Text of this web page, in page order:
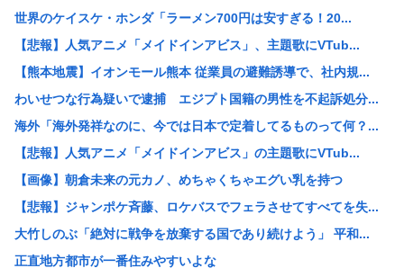
世界のケイスケ・ホンダ「ラーメン700円は安すぎる！20...
【悲報】人気アニメ「メイドインアビス」、主題歌にVTub...
【熊本地震】イオンモール熊本 従業員の避難誘導で、社内規...
わいせつな行為疑いで逮捕 エジプト国籍の男性を不起訴処分...
海外「海外発祥なのに、今では日本で定着してるものって何？...
【悲報】人気アニメ「メイドインアビス」の主題歌にVTub...
【画像】朝倉未来の元カノ、めちゃくちゃエグい乳を持つ
【悲報】ジャンポケ斉藤、ロケバスでフェラさせてすべてを失...
大竹しのぶ「絶対に戦争を放棄する国であり続けよう」 平和...
正直地方都市が一番住みやすいよな